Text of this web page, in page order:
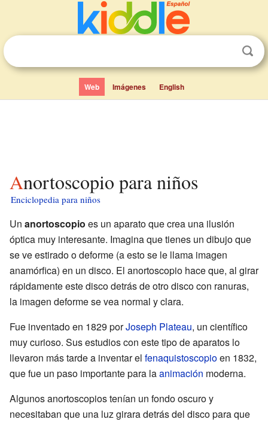
Web Imágenes English
Anortoscopio para niños
Enciclopedia para niños
Un anortoscopio es un aparato que crea una ilusión
óptica muy interesante. Imagina que tienes un dibujo que
se ve estirado o deforme (a esto se le llama imagen
anamórfica) en un disco. El anortoscopio hace que, al girar
rápidamente este disco detrás de otro disco con ranuras,
la imagen deforme se vea normal y clara.
Fue inventado en 1829 porJoseph Plateau, un científico
muy curioso. Sus estudios con este tipo de aparatos lo
llevaron más tarde a inventar el fenaquistoscopioen 1832,
que fue un paso importante para laanimación moderna.
Algunos anortoscopios tenían un fondo oscuro y
necesitaban que una luz girara detrás del disco para que